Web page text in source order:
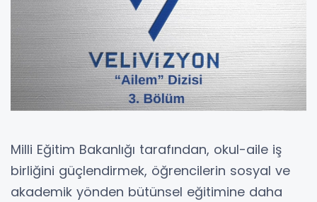
Milli Eğitim Bakanlığı tarafından, okul-aile iş
birliğini güçlendirmek, öğrencilerin sosyal ve
akademik yönden bütünsel eğitimine daha